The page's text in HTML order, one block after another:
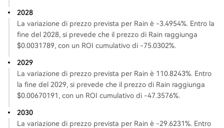
2028
La variazione di prezzo prevista per Rain è -3.4954%. Entro la
fine del 2028, si prevede che il prezzo di Rain raggiunga
$0.0031789, con un ROI cumulativo di -75.0302%.
2029
La variazione di prezzo prevista per Rain è 110.8243%. Entro
la fine del 2029, si prevede che il prezzo di Rain raggiunga
$0.00670191, con un ROI cumulativo di -47.3576%.
2030
La variazione di prezzo prevista per Rain è -29.6231%. Entro